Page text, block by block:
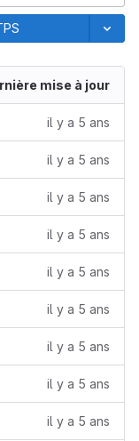
mise à jour
il y a 5 ans
il y a 5 ans
il y a 5 ans
il y a 5 ans
il y a 5 ans
il y a 5 ans
il y a 5 ans
il y a 5 ans
il y a 5 ans